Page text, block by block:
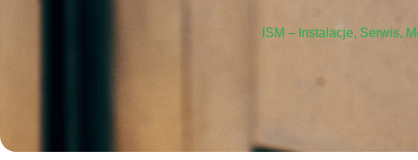
ISM – Instalacje, Serwis,